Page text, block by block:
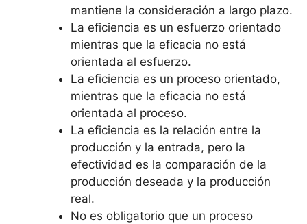
mantiene la consideración a largo plazo.
La eficiencia es un esfuerzo orientado
mientras que la eficacia no está
orientada al esfuerzo.
La eficiencia es un proceso orientado,
mientras que la eficacia no está
orientada al proceso.
La eficiencia es la relación entre la
producción y la entrada, pero la
efectividad es la comparación de la
producción deseada y la producción
real.
No es obligatorio que un proceso